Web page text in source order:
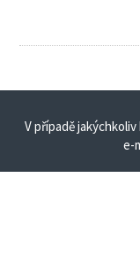
V případě
e-